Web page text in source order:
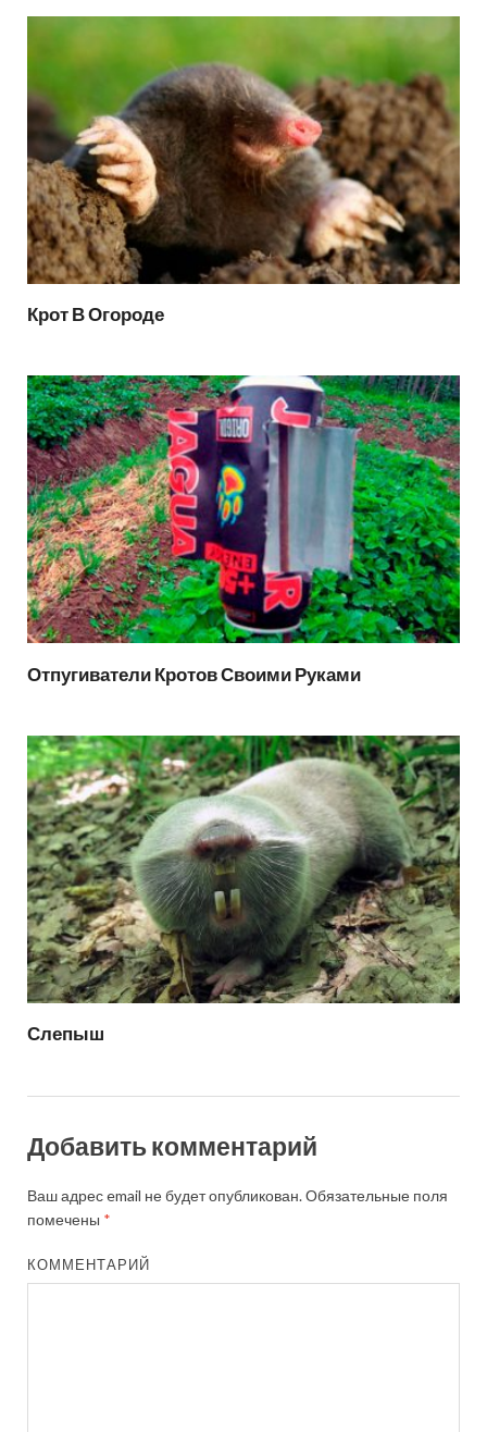
Крот В Огороде
Отпугиватели Кротов Своими Руками
Слепыш
Добавить комментарий
Ваш адрес email не будет опубликован.Обязательные поля
помечены *
КОММЕНТАРИЙ